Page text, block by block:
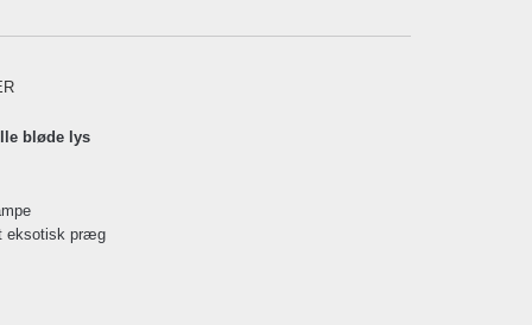
bløde lys
eksotisk præg